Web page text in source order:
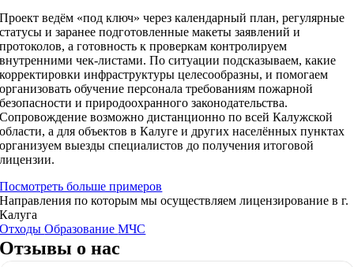
Проект ведём «под ключ» через календарный план, регулярные
статусы и заранее подготовленные макеты заявлений и
протоколов, а готовность к проверкам контролируем
внутренними чек‑листами. По ситуации подсказываем, какие
корректировки инфраструктуры целесообразны, и помогаем
организовать обучение персонала требованиям пожарной
безопасности и природоохранного законодательства.
Сопровождение возможно дистанционно по всей Калужской
области, а для объектов в Калуге и других населённых пунктах
организуем выезды специалистов до получения итоговой
лицензии.
Посмотреть больше примеров
Направления по которым мы осуществляем лицензирование в г.
Калуга
ОтходыОбразованиеМЧС
Отзывы о нас